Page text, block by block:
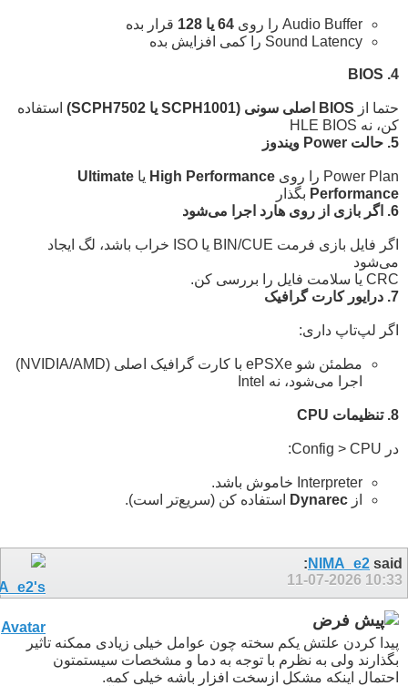
Audio Buffer را روی 64 یا 128
قرار بده
Sound Latency را کمی افزایش بده
4. BIOS
حتما از BIOS اصلی سونی (SCPH1001 یا SCPH7502)
استفاده
کن، نه HLE BIOS
5. حالت Power ویندوز
Power Plan را روی High Performance یا Ultimate
Performance بگذار
6. اگر بازی از روی هارد اجرا می‌شود
اگر فایل بازی فرمت BIN/CUE یا ISO خراب باشد، لگ ایجاد
می‌شود
CRC یا سلامت فایل را بررسی کن.
7. درایور کارت گرافیک
اگر لپ‌تاپ داری:
مطمئن شو ePSXe با کارت گرافیک اصلی (NVIDIA/AMD)
اجرا می‌شود، نه Intel
8. تنظیمات CPU
در Config > CPU:
Interpreter خاموش باشد.
از Dynarec استفاده کن (سریع‌تر است).
NIMA_e2 said:
11-07-2026 10:33
پیدا کردن علتش یکم سخته چون عوامل خیلی زیادی ممکنه تاثیر
بگذارند ولی به نظرم با توجه به دما و مشخصات سیستمتون
احتمال اینکه مشکل ازسخت افزار باشه خیلی کمه.